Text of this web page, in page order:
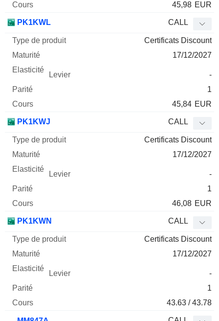
45,98 EUR
PK1KWL CALL
Certificats Discount
17/12/2027
-
1
45,84 EUR
PK1KWJ CALL
Certificats Discount
17/12/2027
-
1
46,08 EUR
PK1KWN CALL
Certificats Discount
17/12/2027
-
1
43.63 / 43.78